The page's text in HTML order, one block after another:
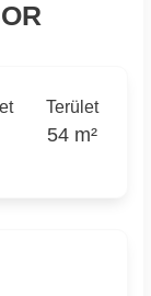
Terület
54 m²